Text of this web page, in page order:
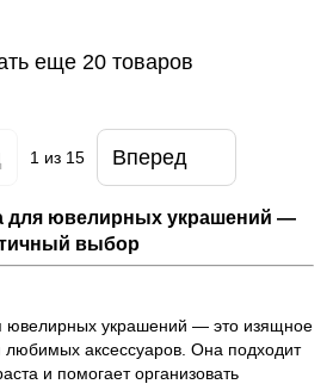
еще 20 товаров
1 из 15 Вперед
для ювелирных украшений —
выбор
ювелирных украшений — это изящное
аксессуаров. Она подходит
и помогает организовать